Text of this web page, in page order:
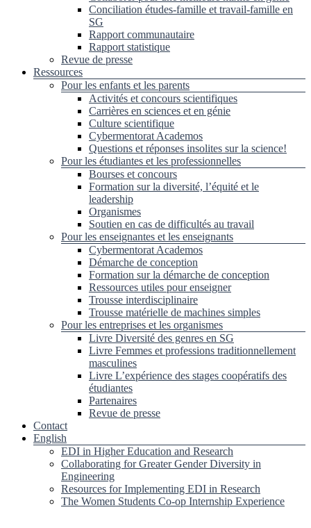
Conciliation études-famille et travail-famille en
SG
Rapport communautaire
Rapport statistique
Revue de presse
Ressources
Pour les enfants et les parents
Activités et concours scientifiques
Carrières en sciences et en génie
Culture scientifique
Cybermentorat Academos
Questions et réponses insolites sur la science!
Pour les étudiantes et les professionnelles
Bourses et concours
Formation sur la diversité, l’équité et le
leadership
Organismes
Soutien en cas de difficultés au travail
Pour les enseignantes et les enseignants
Cybermentorat Academos
Démarche de conception
Formation sur la démarche de conception
Ressources utiles pour enseigner
Trousse interdisciplinaire
Trousse matérielle de machines simples
Pour les entreprises et les organismes
Livre Diversité des genres en SG
Livre Femmes et professions traditionnellement
masculines
Livre L’expérience des stages coopératifs des
étudiantes
Partenaires
Revue de presse
Contact
English
EDI in Higher Education and Research
Collaborating for Greater Gender Diversity in
Engineering
Resources for Implementing EDI in Research
The Women Students Co-op Internship Experience